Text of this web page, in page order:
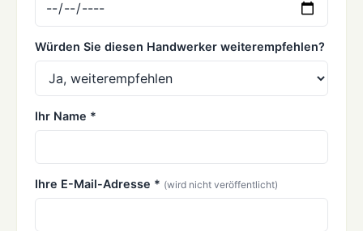
Würden Sie diesen Handwerker weiterempfehlen?
Ihr Name *
Ihre E-Mail-Adresse * (wird nicht veröffentlicht)